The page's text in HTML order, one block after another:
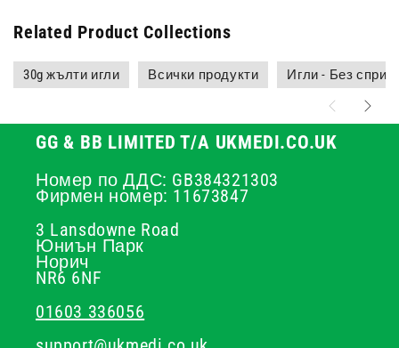
Related Product Collections
30g жълти игли Всички продукти Игли - Без
GG & BB LIMITED T/A UKMEDI.CO.UK
Номер по ДДС: GB384321303
Фирмен номер: 11673847
3 Lansdowne Road
Юниън Парк
Норич
NR6 6NF
01603 336056